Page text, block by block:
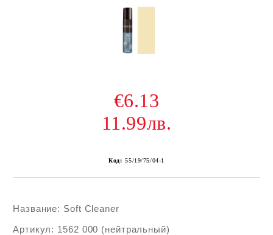
€6.13
11.99лв.
Код: 55/19/75/04-1
Название: Soft Cleaner
Артикул: 1562 000 (нейтральный)